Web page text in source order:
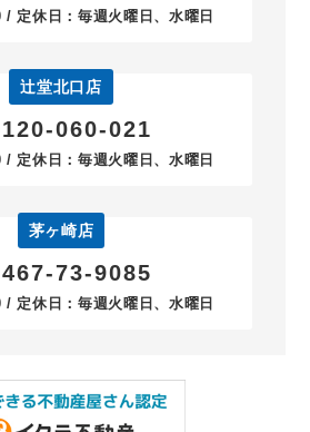
定休日：毎週火曜日、水曜日
辻堂北口店
060-021
定休日：毎週火曜日、水曜日
茅ヶ崎店
73-9085
定休日：毎週火曜日、水曜日